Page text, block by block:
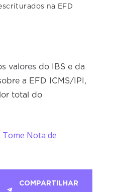
na EFD
valores do IBS e da
a EFD ICMS/IPI,
total do
Tome Nota de
COMPARTILHAR